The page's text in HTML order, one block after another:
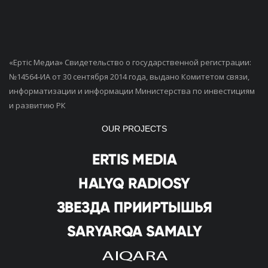
«Ертiс Медиа» Свидетельство о государственной регистрации:
№14564-ИА от 30 сентября 2014 года, выдано Комитетом связи,
информатизации и информации Министерства по инвестициям
и развитию РК
OUR PROJECTS